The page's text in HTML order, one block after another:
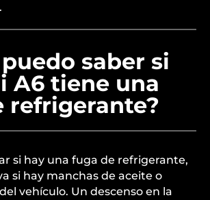
saber si
A6 tiene una
refrigerante?
si hay una fuga de refrigerante,
si hay manchas de aceite o
vehículo. Un descenso en la